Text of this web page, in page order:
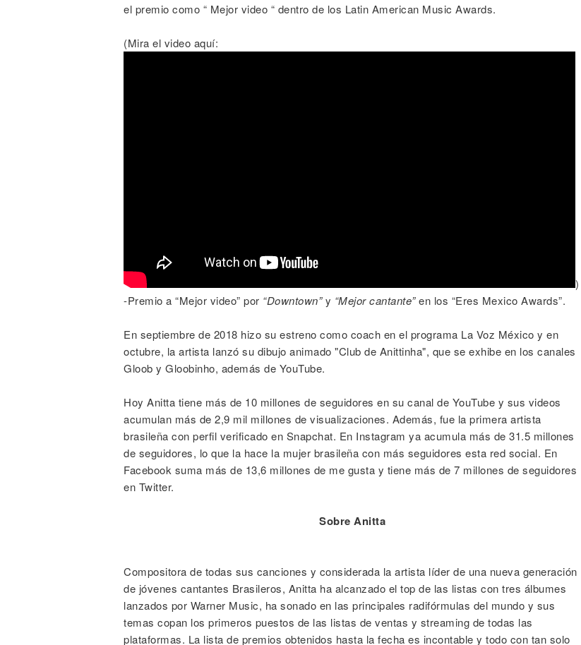
el premio como “ Mejor video “ dentro de los Latin American Music Awards.
(Mira el video aquí:
)
-Premio a “Mejor video” por “Downtown”y “Mejor cantante”en los “Eres Mexico Awards”.
En septiembre de 2018 hizo su estreno como coach en el programa La Voz México y en
octubre, la artista lanzó su dibujo animado "Club de Anittinha", que se exhibe en los canales
Gloob y Gloobinho, además de YouTube.
Hoy Anitta tiene más de 10 millones de seguidores en su canal de YouTube y sus videos
acumulan más de 2,9 mil millones de visualizaciones. Además, fue la primera artista
brasileña con perfil verificado en Snapchat. En Instagram ya acumula más de 31.5 millones
de seguidores, lo que la hace la mujer brasileña con más seguidores esta red social. En
Facebook suma más de 13,6 millones de me gusta y tiene más de 7 millones de seguidores
en Twitter.
Sobre Anitta
Compositora de todas sus canciones y considerada la artista líder de una nueva generación
de jóvenes cantantes Brasileros, Anitta ha alcanzado el top de las listas con tres álbumes
lanzados por Warner Music, ha sonado en las principales radifórmulas del mundo y sus
temas copan los primeros puestos de las listas de ventas y streaming de todas las
plataformas. La lista de premios obtenidos hasta la fecha es incontable y todo con tan solo